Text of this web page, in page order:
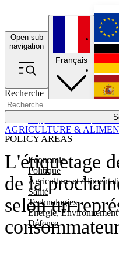
Open sub
navigation
Recherche
POLICY AREAS
Economie
Politique
Agriculture et
Santé
Technologies
Energie,
Défense
Français
L'étiquetage
de la
selon un
AGRICULTURE &